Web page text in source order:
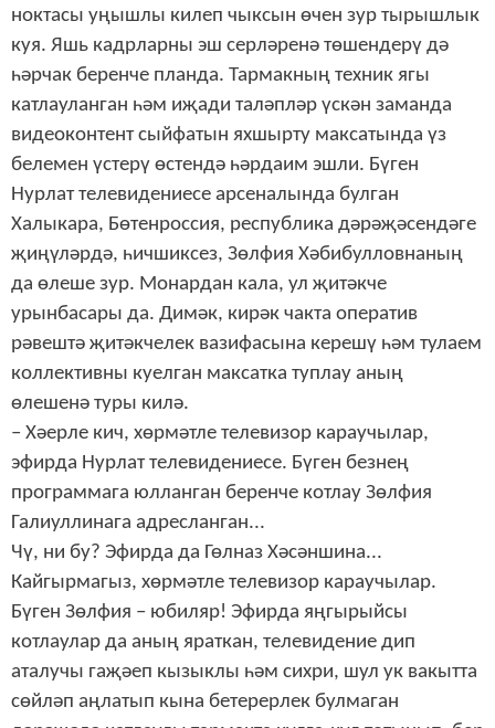
ноктасы уңышлы килеп чыксын өчен зур тырышлык
куя. Яшь кадрларны эш серләренә төшендерү дә
һәрчак беренче планда. Тармакның техник ягы
катлауланган һәм иҗади таләпләр үскән заманда
видеоконтент сыйфатын яхшырту максатында үз
белемен үстерү өстендә һәрдаим эшли. Бүген
Нурлат телевидениесе арсеналында булган
Халыкара, Бөтенроссия, республика дәрәҗәсендәге
җиңүләрдә, һичшиксез, Зөлфия Хәбибулловнаның
да өлеше зур. Монардан кала, ул җитәкче
урынбасары да. Димәк, кирәк чакта оператив
рәвештә җитәкчелек вазифасына керешү һәм тулаем
коллективны куелган максатка туплау аның
өлешенә туры килә.
– Хәерле кич, хөрмәтле телевизор караучылар,
эфирда Нурлат телевидениесе. Бүген безнең
программага юлланган беренче котлау Зөлфия
Галиуллинага адресланган...
Чү, ни бу? Эфирда да Гөлназ Хәсәншина...
Кайгырмагыз, хөрмәтле телевизор караучылар.
Бүген Зөлфия – юбиляр! Эфирда яңгырыйсы
котлаулар да аның яраткан, телевидение дип
аталучы гаҗәеп кызыклы һәм сихри, шул ук вакытта
сөйләп аңлатып кына бетерерлек булмаган